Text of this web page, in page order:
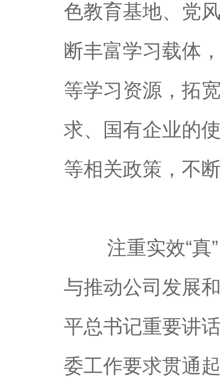
色教育基地、党
断丰富学习载体
等学习资源，拓
求、国有企业的
等相关政策，不
注重实效“真”
与推动公司发展
平总书记重要讲
委工作要求贯通